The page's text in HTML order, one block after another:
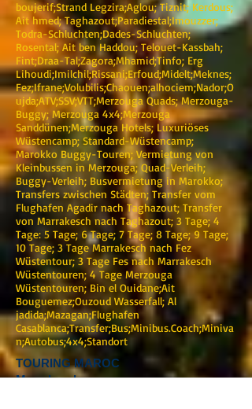
boujerif;Strand Legzira;Aglou; Tiznit; Kerdous;
Ait hmed; Taghazout;Paradiestal;Imouzzer;
Todra-Schluchten;Dades-Schluchten;
Rosental; Ait ben Haddou; Telouet-Kassbah;
Fint;Draa-Tal;Zagora;Mhamid;Tinfo; Erg
Lihoudi;Imilchil;Rissani;Erfoud;Midelt;Meknes;
Fez;Ifrane;Volubilis;Chaouen;alhociem;Nador;O
ujda;ATV;SSV;VTT;Merzouga Quads; Merzouga-
Buggy; Merzouga 4x4;Merzouga
Sanddünen;Merzouga Hotels; Luxuriöses
Wüstencamp; Standard-Wüstencamp;
Marokko Buggy-Touren; Vermietung von
Kleinbussen in Merzouga; Quad-Verleih;
Buggy-Verleih; Busvermietung in Marokko;
Transfers zwischen Städten; Transfer vom
Flughafen Agadir nach Taghazout; Transfer
von Marrakesch nach Taghazout; 3 Tage; 4
Tage: 5 Tage; 6 Tage; 7 Tage; 8 Tage; 9 Tage;
10 Tage; 3 Tage Marrakesch nach Fez
Wüstentour; 3 Tage Fes nach Marrakesch
Wüstentouren; 4 Tage Merzouga
Wüstentouren; Bin el Ouidane;Ait
Bouguemez;Ouzoud Wasserfall; Al
jadida;Mazagan;Flughafen
Casablanca;Transfer;Bus;Minibus.Coach;Miniva
n;Autobus;4x4;Standort
TOURING MAROC
Marrakesch